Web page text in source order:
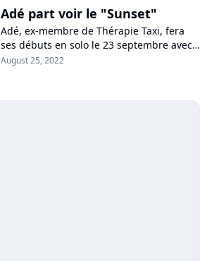
Adé part voir le "Sunset"
Adé, ex-membre de Thérapie Taxi, fera
ses débuts en solo le 23 septembre avec
la parution de son premier album "Et
August 25, 2022